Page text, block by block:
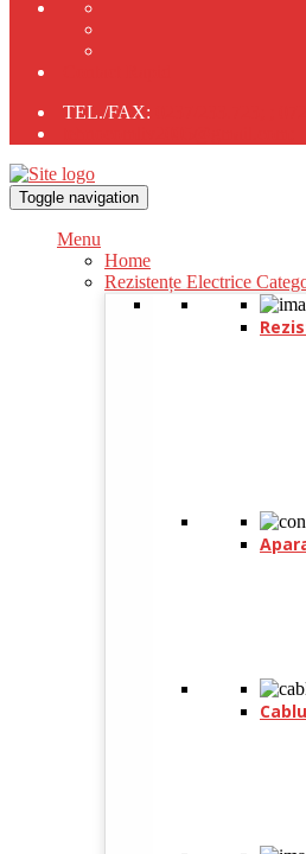
TEL./FAX:
Toggle navigation
Menu
Home
Rezistențe Electrice